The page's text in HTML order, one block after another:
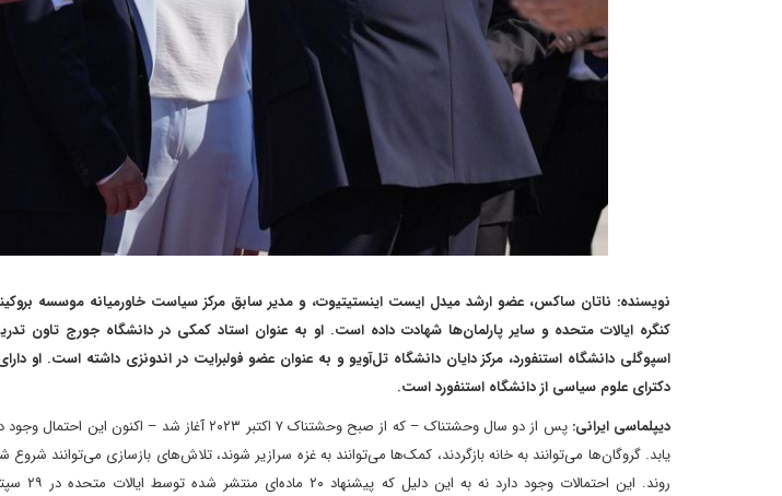
نویسنده: ناتان ساکس، عضو ارشد میدل ایست اینستیتیوت، و مدیر سابق مرکز سیاست خاورمیانه موسسه
کنگره ایالات متحده و سایر پارلمان‌ها شهادت داده است. او به عنوان استاد کمکی در دانشگاه جورج تاون
اسپوگلی دانشگاه استنفورد، مرکز دایان دانشگاه تل‌آویو و به عنوان عضو فولبرایت در اندونزی داشته است. او
دکترای علوم سیاسی از دانشگاه استنفورد است.
دیپلماسی ایرانی:
پس از دو سال وحشتناک – که از صبح وحشتناک ۷ اکتبر ۲۰۲۳
یابد. گروگان‌ها می‌توانند به خانه بازگردند، کمک‌ها می‌توانند به غزه سرازیر شوند، تلاش‌های بازسازی می‌توانند شروع